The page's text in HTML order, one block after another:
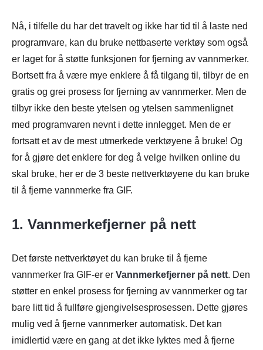
Nå, i tilfelle du har det travelt og ikke har tid til å laste ned
programvare, kan du bruke nettbaserte verktøy som også
er laget for å støtte funksjonen for fjerning av vannmerker.
Bortsett fra å være mye enklere å få tilgang til, tilbyr de en
gratis og grei prosess for fjerning av vannmerker. Men de
tilbyr ikke den beste ytelsen og ytelsen sammenlignet
med programvaren nevnt i dette innlegget. Men de er
fortsatt et av de mest utmerkede verktøyene å bruke! Og
for å gjøre det enklere for deg å velge hvilken online du
skal bruke, her er de 3 beste nettverktøyene du kan bruke
til å fjerne vannmerke fra GIF.
1. Vannmerkefjerner på nett
Det første nettverktøyet du kan bruke til å fjerne
vannmerker fra GIF-er er Vannmerkefjerner på nett. Den
støtter en enkel prosess for fjerning av vannmerker og tar
bare litt tid å fullføre gjengivelsesprosessen. Dette gjøres
mulig ved å fjerne vannmerker automatisk. Det kan
imidlertid være en gang at det ikke lyktes med å fjerne